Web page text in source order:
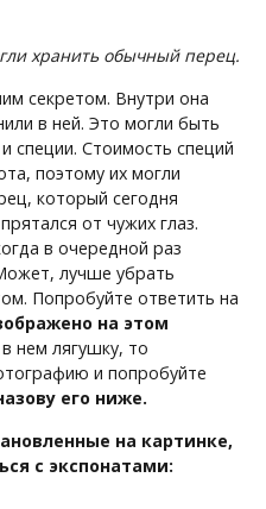
хранить обычный перец.
секретом. Внутри она
в ней. Это могли быть
специи. Стоимость специй
поэтому их могли
который сегодня
от чужих глаз.
в очередной раз
лучше убрать
Попробуйте ответить на
на этом
нем лягушку, то
и попробуйте
его ниже.
на картинке,
с экспонатами: